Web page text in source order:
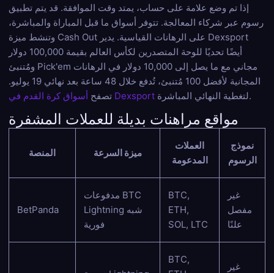
إذا تم وضع علامة على حساب، يمتد وقت الموافقة. قد يتم تطبيق
رسوم عبر شركاء المعالجة. تتوفر أسواق ما قبل المباراة والمباشرة،
وتنشط ميزة Cash Out على الرهانات القياسية. يدير Dexsport
أيضًا تحديًا للوحة المتصدرين لكأس العالم بقيمة 100,000 دولار
ومُتنبئ Pick'em مجاني مع ما يصل إلى 10,000 دولار في الرهانات
المجانية لأفضل 100 مُتنبئ، تُدفع خلال 48 ساعة بعد نهائي 19 يوليو.
تصفح أسواق كرة القدم في Dexsport لتغطية النهائي المباشرة.
مواقع مراهنات بديلة للعملات المشفرة
المنصة ميزة السرعة
العملات
المدعومة
نموذج
الرسوم
BetPanda
مدفوعات BTC
Lightning شبه
فورية
BTC,
ETH,
SOL, LTC
غير
مفصل
علنًا
BTC,
غير